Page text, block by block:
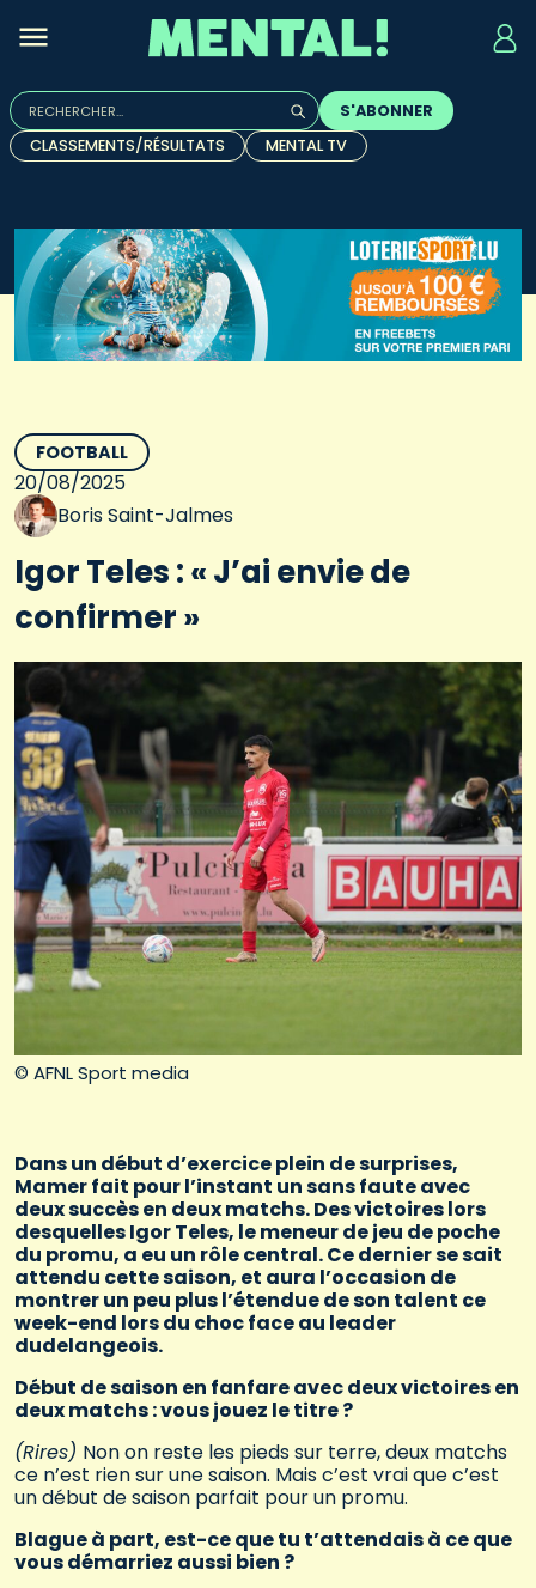
Rechercher :
Quand les résultats de l'auto-complétion sont
S'ABONNER
CLASSEMENTS/RÉSULTATS
MENTAL TV
© AFNL Sport media
FOOTBALL
20/08/2025
Boris Saint-Jalmes
Igor Teles : « J’ai envie de
confirmer »
Dans un début d’exercice plein de surprises,
Mamer fait pour l’instant un sans faute avec
deux succès en deux matchs. Des victoires lors
desquelles Igor Teles, le meneur de jeu de poche
du promu, a eu un rôle central. Ce dernier se sait
attendu cette saison, et aura l’occasion de
montrer un peu plus l’étendue de son talent ce
week-end lors du choc face au leader
dudelangeois.
Début de saison en fanfare avec deux victoires en
deux matchs : vous jouez le titre ?
(Rires) Non on reste les pieds sur terre, deux matchs
ce n’est rien sur une saison. Mais c’est vrai que c’est
un début de saison parfait pour un promu.
Blague à part, est-ce que tu t’attendais à ce que
vous démarriez aussi bien ?